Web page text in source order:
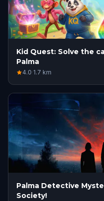
Kid Quest: Solve the
Palma
4.0·1.7 km
Palma Detective
Society!